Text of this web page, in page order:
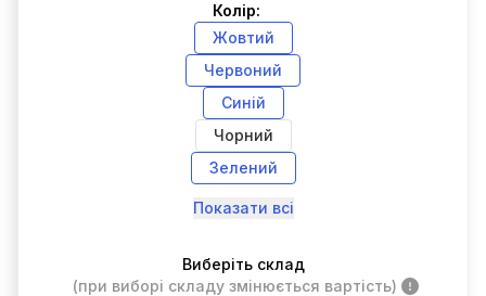
Колір:
Жовтий
Червоний
Синій
Чорний
Зелений
Показати всі
Виберіть склад
(при виборі складу змінюється вартість)